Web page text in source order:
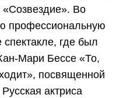
«Созвездие». Во
профессиональную
где был
Мари Бессе «То,
посвященной
актриса